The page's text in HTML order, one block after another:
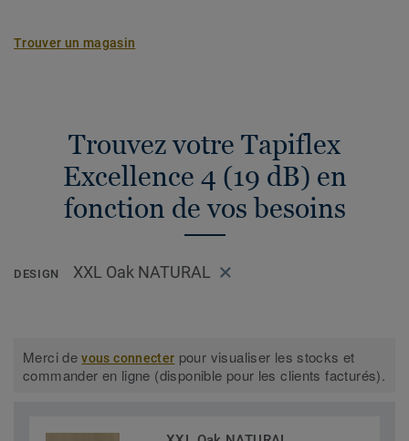
Trouver un magasin
Trouvez votre Tapiflex
Excellence 4 (19 dB) en
fonction de vos besoins
DESIGN XXL Oak NATURAL
Merci devous connecter pour visualiser les stocks et
commander en ligne (disponible pour les clients facturés).